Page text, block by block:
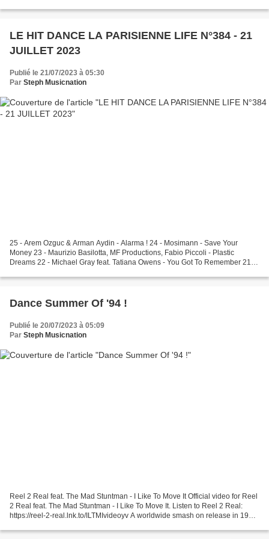
LE HIT DANCE LA PARISIENNE LIFE N°384 - 21
JUILLET 2023
Publié le 21/07/2023 à 05:30
Par Steph Musicnation
25 - Arem Ozguc & Arman Aydin - Alarma ! 24 - Mosimann - Save Your
Money 23 - Maurizio Basilotta, MF Productions, Fabio Piccoli - Plastic
Dreams 22 - Michael Gray feat. Tatiana Owens - You Got To Remember 21 -
Dance Summer Of '94 !
Publié le 20/07/2023 à 05:09
Par Steph Musicnation
Reel 2 Real feat. The Mad Stuntman - I Like To Move It Official video for Reel
2 Real feat. The Mad Stuntman - I Like To Move It. Listen to Reel 2 Real:
https://reel-2-real.lnk.to/ILTMIvideoyv A worldwide smash on release in 1994